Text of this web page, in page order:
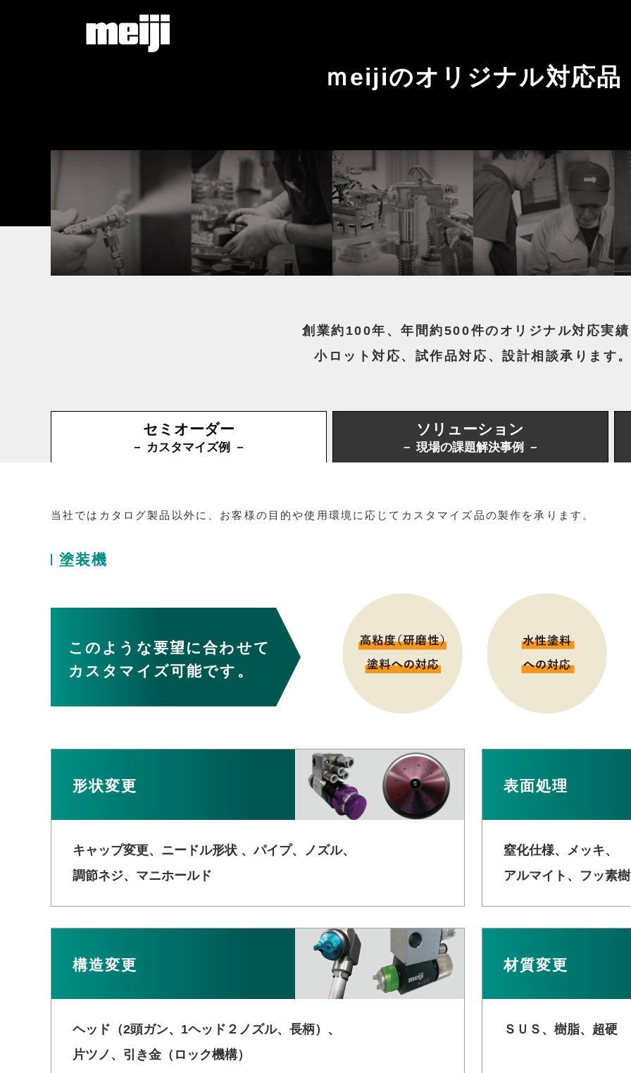
ｍeijiのオリジナル対応品
創業約100年、年間約500件のオリジナル対応実
小ロット対応、試作品対応、設計相談承ります
セミオーダー
－ カスタマイズ例 －
ソリューション
－ 現場の課題解決事例 －
当社ではカタログ製品以外に、お客様の目的や使用環境に応じてカスタマイズ品の製作を承ります。
塗装機
このような要望に合わせて
カスタマイズ可能です。
形状変更
キャップ変更、ニードル形状 、パイプ、ノズル、
調節ネジ、 マニホールド
表面処理
窒化仕様、メッキ、
アルマイト、 フッ素
構造変更
ヘッド（2頭ガン、1ヘッド２ノズル、長柄）、
片ツノ、引き金（ロック機構）
材質変更
ＳＵＳ、樹脂、超硬